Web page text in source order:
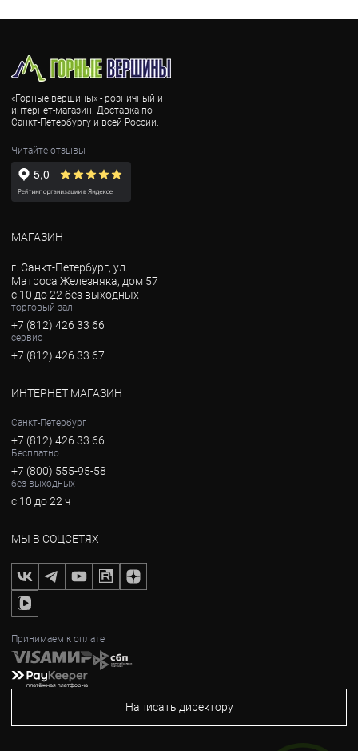
«Горные вершины» - розничный и
интернет-магазин. Доставка по
Санкт-Петербургу и всей России.
Читайте отзывы
МАГАЗИН
г. Санкт-Петербург, ул.
Матроса Железняка, дом 57
с 10 до 22 без выходных
торговый зал
+7 (812) 426 33 66
сервис
+7 (812) 426 33 67
ИНТЕРНЕТ МАГАЗИН
Санкт-Петербург
+7 (812) 426 33 66
Бесплатно
+7 (800) 555-95-58
без выходных
с 10 до 22 ч
МЫ В СОЦСЕТЯХ
Принимаем к оплате
Написать директору